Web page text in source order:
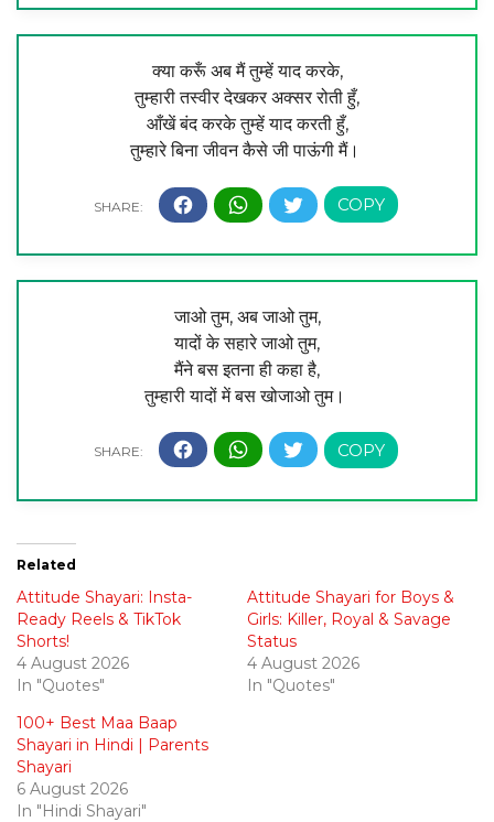
क्या करूँ अब मैं तुम्हें याद करके,
तुम्हारी तस्वीर देखकर अक्सर रोती हुँ,
आँखें बंद करके तुम्हें याद करती हुँ,
तुम्हारे बिना जीवन कैसे जी पाऊंगी मैं।
जाओ तुम, अब जाओ तुम,
यादों के सहारे जाओ तुम,
मैंने बस इतना ही कहा है,
तुम्हारी यादों में बस खोजाओ तुम।
Related
Attitude Shayari: Insta-
Ready Reels & TikTok
Shorts!
4 August 2026
In "Quotes"
Attitude Shayari for Boys &
Girls: Killer, Royal & Savage
Status
4 August 2026
In "Quotes"
100+ Best Maa Baap
Shayari in Hindi | Parents
Shayari
6 August 2026
In "Hindi Shayari"